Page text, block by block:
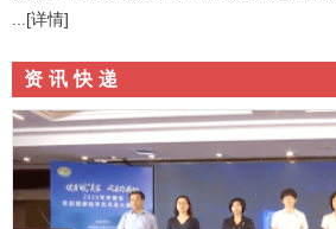
[详情]
资讯快递